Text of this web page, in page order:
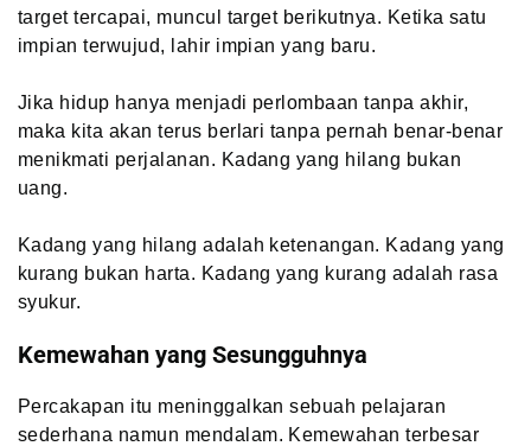
target tercapai, muncul target berikutnya. Ketika satu
impian terwujud, lahir impian yang baru.
Jika hidup hanya menjadi perlombaan tanpa akhir,
maka kita akan terus berlari tanpa pernah benar-benar
menikmati perjalanan. Kadang yang hilang bukan
uang.
Kadang yang hilang adalah ketenangan. Kadang yang
kurang bukan harta. Kadang yang kurang adalah rasa
syukur.
Kemewahan yang Sesungguhnya
Percakapan itu meninggalkan sebuah pelajaran
sederhana namun mendalam. Kemewahan terbesar